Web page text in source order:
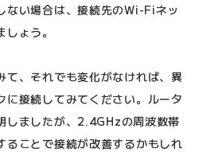
ない場合は、接続先のWi-Fiネッ
ょう。
て、それでも変化がなければ、異
に接続してみてください。ルータ
しましたが、2.4GHzの周波数帯
ることで接続が改善するかもしれ